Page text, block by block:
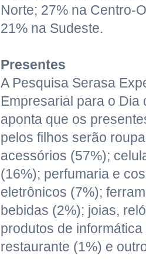
Norte; 27% na Centro-
21% na Sudeste.
Presentes
A Pesquisa Serasa
Empresarial para o Dia
aponta que os
pelos filhos serão
acessórios (57%);
(16%); perfumaria e
eletrônicos (7%);
bebidas (2%); joias,
produtos de
restaurante (1%) e